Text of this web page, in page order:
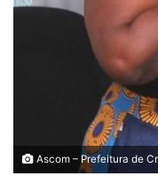
Ascom – Prefeitura de